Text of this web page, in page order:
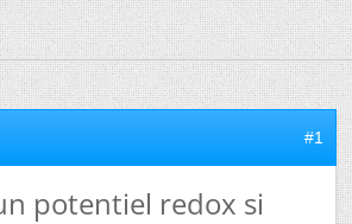
#1
potentiel redox si